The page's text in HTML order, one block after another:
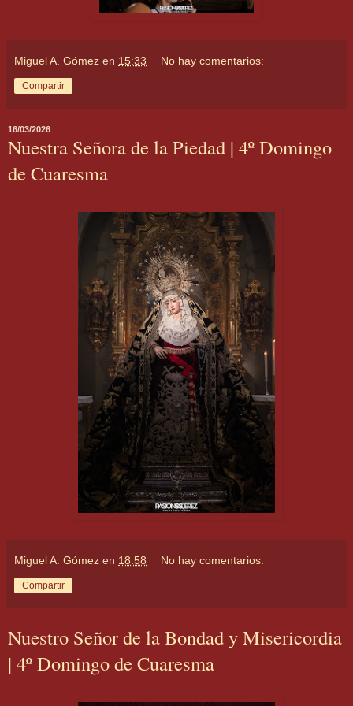
Miguel A. Gómez en 15:33 No hay comentarios:
Compartir
16/03/2026
Nuestra Señora de la Piedad | 4º Domingo
de Cuaresma
Miguel A. Gómez en 18:58 No hay comentarios:
Compartir
Nuestro Señor de la Bondad y Misericordia
| 4º Domingo de Cuaresma